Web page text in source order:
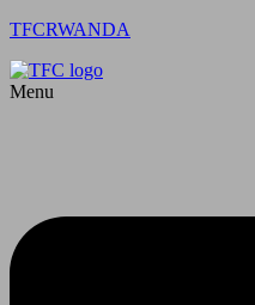
TFCRWANDA
Menu